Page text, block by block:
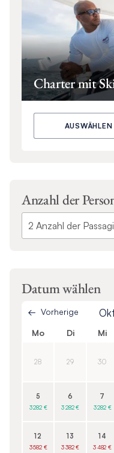
Charter mit
Anzahl der
Datum wählen
Vorherige
Mo Di Mi
28 29 30
5
3 282 €
6
3 282 €
7
3 282 €
12
3 582 €
13
3 382 €
14
3 482 €